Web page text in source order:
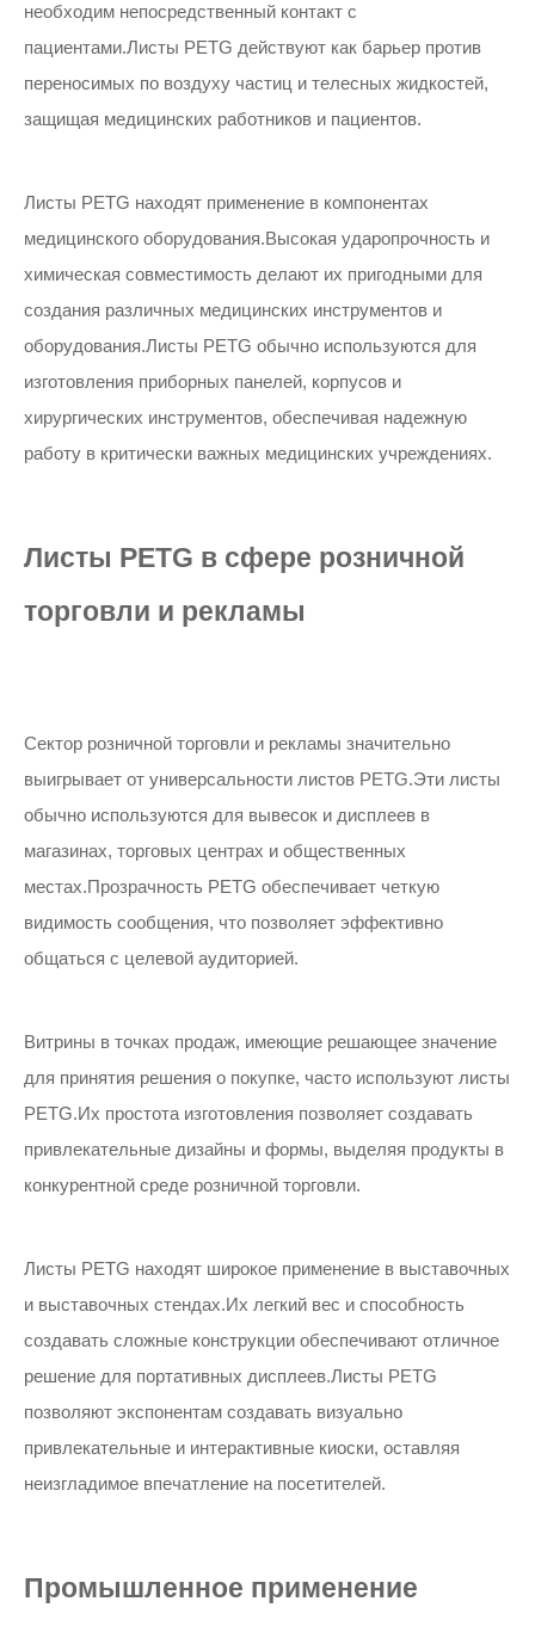
необходим непосредственный контакт с
пациентами.Листы PETG действуют как барьер против
переносимых по воздуху частиц и телесных жидкостей,
защищая медицинских работников и пациентов.
Листы PETG находят применение в компонентах
медицинского оборудования.Высокая ударопрочность и
химическая совместимость делают их пригодными для
создания различных медицинских инструментов и
оборудования.Листы PETG обычно используются для
изготовления приборных панелей, корпусов и
хирургических инструментов, обеспечивая надежную
работу в критически важных медицинских учреждениях.
Листы PETG в сфере розничной
торговли и рекламы
Сектор розничной торговли и рекламы значительно
выигрывает от универсальности листов PETG.Эти листы
обычно используются для вывесок и дисплеев в
магазинах, торговых центрах и общественных
местах.Прозрачность PETG обеспечивает четкую
видимость сообщения, что позволяет эффективно
общаться с целевой аудиторией.
Витрины в точках продаж, имеющие решающее значение
для принятия решения о покупке, часто используют листы
PETG.Их простота изготовления позволяет создавать
привлекательные дизайны и формы, выделяя продукты в
конкурентной среде розничной торговли.
Листы PETG находят широкое применение в выставочных
и выставочных стендах.Их легкий вес и способность
создавать сложные конструкции обеспечивают отличное
решение для портативных дисплеев.Листы PETG
позволяют экспонентам создавать визуально
привлекательные и интерактивные киоски, оставляя
неизгладимое впечатление на посетителей.
Промышленное применение